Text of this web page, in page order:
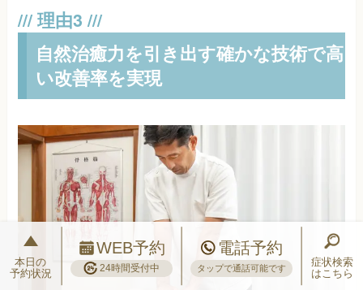
自然治癒力を引き出す確かな技術で高
い改善率を実現
本日の
予約状況
WEB予約
24時間受付中
電話予約
タップで通話可能です
症状検索
はこちら